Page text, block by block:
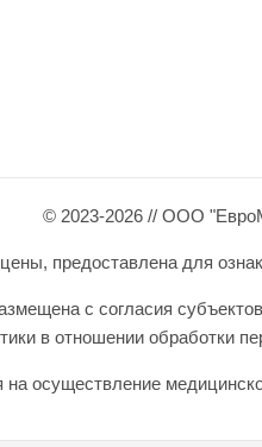
© 2023-2026 // ООО
предоставлена для
с согласия
в отношении обработки
на осуществление